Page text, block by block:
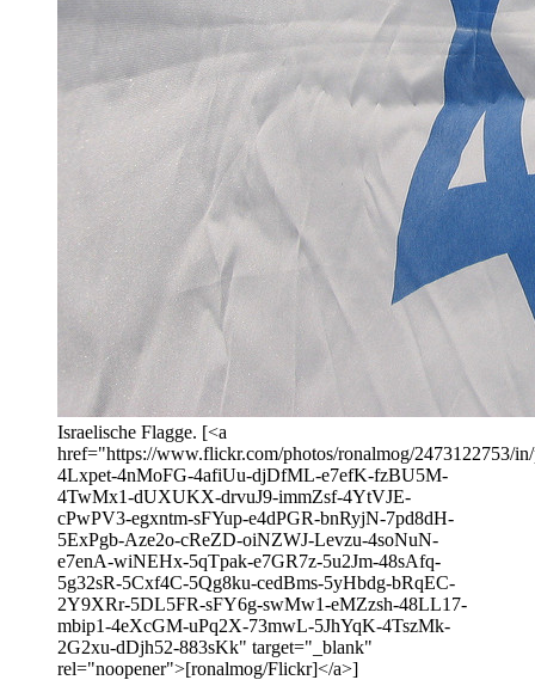
Israelische Flagge. [<a
href="https://www.flickr.com/photos/ronalmog/2473122753/
4Lxpet-4nMoFG-4afiUu-djDfML-e7efK-fzBU5M-
4TwMx1-dUXUKX-drvuJ9-immZsf-4YtVJE-
cPwPV3-egxntm-sFYup-e4dPGR-bnRyjN-7pd8dH-
5ExPgb-Aze2o-cReZD-oiNZWJ-Levzu-4soNuN-
e7enA-wiNEHx-5qTpak-e7GR7z-5u2Jm-48sAfq-
5g32sR-5Cxf4C-5Qg8ku-cedBms-5yHbdg-bRqEC-
2Y9XRr-5DL5FR-sFY6g-swMw1-eMZzsh-48LL17-
mbip1-4eXcGM-uPq2X-73mwL-5JhYqK-4TszMk-
2G2xu-dDjh52-883sKk" target="_blank"
rel="noopener">[ronalmog/Flickr]</a>]